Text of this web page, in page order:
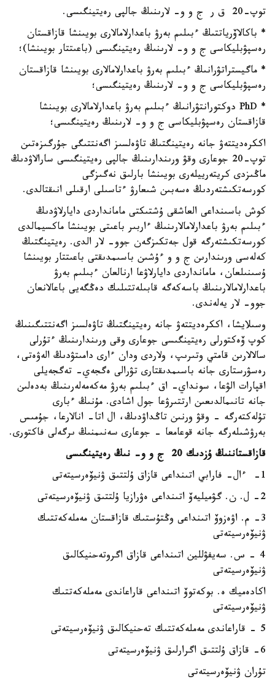
توپ-20 ق ر ج و و- لارىنىڭ جالپى رەيتينگىسى.
* باكالاۆرياتتىڭ ءبىلىم بەرۋ باعدارلامالارى بويىنشا قازاقستان
رەسپۋبليكاسى ج و و- لارىنىڭ رەيتينگىسى (باعىتتار بويىنشا)؛
* ماگيستراتۋرانىڭ ءبىلىم بەرۋ باعدارلامالارى بويىنشا قازاقستان
رەسپۋبليكاسى ج و و- لارىنىڭ رەيتينگىسى؛
* PhD دوكتورانتۋرانىڭ ءبىلىم بەرۋ باعدارلامالارى بويىنشا
قازاقستان رەسپۋبليكاسى ج و و- لارىنىڭ رەيتينگىسى؛
اككرەديتتەۋ جانە رەيتينگتىڭ تاۋەلسىز اگەنتتىگى جۇرگىزەتىن
توپ-20 جوعارى وقۋ ورىندارىنىڭ جالپى رەيتينگىسى سارالاۋدىڭ
ماڭىزدى كريتەرييلەرى بويىنشا بارلىق نەگىزگى
كورسەتكىشتەردىڭ ەسەبىن شىعارۋ ءتاسىلى ارقىلى انىقتالدى.
كوش باسىنداعى العاشقى ۇشتىكتى مامانداردى دايارلاۋدىڭ
ءبىلىم بەرۋ باعدارلامالارىنىڭ ءاربىر باعىتى بويىنشا ماكسيمالدى
كورسەتكىشتەرگە قول جەتكىزگەن جوو- لار الدى. رەيتينگتىڭ
كەلەسى ورىندارىن ج و و ءۇشىن باسىمدىقتى باعىتتار بويىنشا
ۇسىنىلعان، مامانداردى دايارلاۋعا ارنالعان ءبىلىم بەرۋ
باعدارلامالارىنىڭ باسەكەگە قابىلەتتىلىك دەڭگەيى باعالانعان
جوو- لار يەلەندى.
وسىلايشا، اككرەديتتەۋ جانە رەيتينگتىڭ تاۋەلسىز اگەنتتىگىنىڭ
كوپ ۆەكتورلى رەيتينگىسى جوعارى وقى ورىندارىنىڭ ءتۇرلى
سالالارىن قامتي وتىرىپ، ولاردى ودان ءارى دامىتۋدىڭ الەۋەتى،
رەسۋرستارى جانە باسىمدىقتارى تۋرالى ەگجەي- تەگجەيلى
اقپارات الۋعا، سونداي- اق ءبىلىم بەرۋ مەكەمەلەرىنىڭ بەدەلىن
جانە تانىمالدىعىن ارتتىرۋعا جول اشادى. مۇنىڭ ءبارى
تۇلەكتەرگە - وقۋ ورنىن تاڭداۋدىڭ، ال اتا- انالارعا، جۇمىس
بەرۋشىلەرگە جانە قوعامعا - جوعارى سەنىمنىڭ ىرگەلى فاكتورى.
قازاقستاننىڭ ۇزدىك 20 ج و و- نىڭ رەيتينگىسى
1- ءال- فارابي اتىنداعى قازاق ۇلتتىق ۋنيۆەرسيتەتى
2- ل. ن. گۋميليەۆ اتىنداعى ەۋرازيا ۇلتتىق ۋنيۆەرسيتەتى
3- م. اۋەزوۆ اتىنداعى وڭتۇستىك قازاقستان مەملەكەتتىك
ۋنيۆەرسيتەتى
4 - س. سەيفۋللين اتىنداعى قازاق اگروتەحنيكالىق
ۋنيۆەرسيتەتى
اكادەميك ە. بوكەتوۆ اتىنداعى قاراعاندى مەملەكەتتىك
ۋنيۆەرسيتەتى
5 - قاراعاندى مەملەكەتتىك تەحنيكالىق ۋنيۆەرسيتەتى
6- قازاق ۇلتتىق اگرارلىق ۋنيۆەرسيتەتى
تۇران ۋنيۆەرسيتەتى